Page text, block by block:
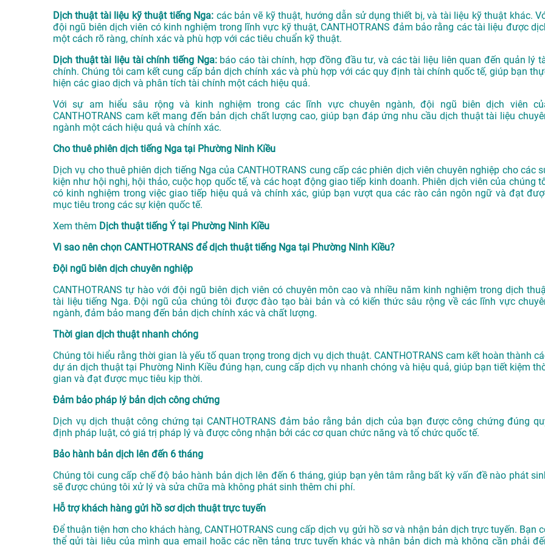
Dịch thuật tài liệu kỹ thuật tiếng Nga: các bản vẽ kỹ thuật, hướng dẫn sử dụng thiết bị, và tài liệu kỹ thuật khác.
đội ngũ biên dịch viên có kinh nghiệm trong lĩnh vực kỹ thuật, CANTHOTRANS đảm bảo rằng các tài liệu được
một cách rõ ràng, chính xác và phù hợp với các tiêu chuẩn kỹ thuật.
Dịch thuật tài liệu tài chính tiếng Nga:báo cáo tài chính, hợp đồng đầu tư, và các tài liệu liên quan đến quản lý
chính. Chúng tôi cam kết cung cấp bản dịch chính xác và phù hợp với các quy định tài chính quốc tế, giúp bạn
hiện các giao dịch và phân tích tài chính một cách hiệu quả.
Với sự am hiểu sâu rộng và kinh nghiệm trong các lĩnh vực chuyên ngành, đội ngũ biên dịch viên
CANTHOTRANS cam kết mang đến bản dịch chất lượng cao, giúp bạn đáp ứng nhu cầu dịch thuật tài liệu
ngành một cách hiệu quả và chính xác.
Cho thuê phiên dịch tiếng Nga tại Phường Ninh Kiều
Dịch vụ cho thuê phiên dịch tiếng Nga của CANTHOTRANS cung cấp các phiên dịch viên chuyên nghiệp cho các
kiện như hội nghị, hội thảo, cuộc họp quốc tế, và các hoạt động giao tiếp kinh doanh. Phiên dịch viên của chúng
có kinh nghiệm trong việc giao tiếp hiệu quả và chính xác, giúp bạn vượt qua các rào cản ngôn ngữ và đạt
mục tiêu trong các sự kiện quốc tế.
Xem thêm Dịch thuật tiếng Ý tại Phường Ninh Kiều
Vì sao nên chọn CANTHOTRANS để dịch thuật tiếng Nga tại Phường Ninh Kiều?
Đội ngũ biên dịch chuyên nghiệp
CANTHOTRANS tự hào với đội ngũ biên dịch viên có chuyên môn cao và nhiều năm kinh nghiệm trong dịch
tài liệu tiếng Nga. Đội ngũ của chúng tôi được đào tạo bài bản và có kiến thức sâu rộng về các lĩnh vực
ngành, đảm bảo mang đến bản dịch chính xác và chất lượng.
Thời gian dịch thuật nhanh chóng
Chúng tôi hiểu rằng thời gian là yếu tố quan trọng trong dịch vụ dịch thuật. CANTHOTRANS cam kết hoàn thành
dự án dịch thuật tại Phường Ninh Kiều đúng hạn, cung cấp dịch vụ nhanh chóng và hiệu quả, giúp bạn tiết kiệm
gian và đạt được mục tiêu kịp thời.
Đảm bảo pháp lý bản dịch công chứng
Dịch vụ dịch thuật công chứng tại CANTHOTRANS đảm bảo rằng bản dịch của bạn được công chứng đúng
định pháp luật, có giá trị pháp lý và được công nhận bởi các cơ quan chức năng và tổ chức quốc tế.
Bảo hành bản dịch lên đến 6 tháng
Chúng tôi cung cấp chế độ bảo hành bản dịch lên đến 6 tháng, giúp bạn yên tâm rằng bất kỳ vấn đề nào phát
sẽ được chúng tôi xử lý và sửa chữa mà không phát sinh thêm chi phí.
Hỗ trợ khách hàng gửi hồ sơ dịch thuật trực tuyến
Để thuận tiện hơn cho khách hàng, CANTHOTRANS cung cấp dịch vụ gửi hồ sơ và nhận bản dịch trực tuyến. Bạn
thể gửi tài liệu của mình qua email hoặc các nền tảng trực tuyến khác và nhận bản dịch mà không cần phải